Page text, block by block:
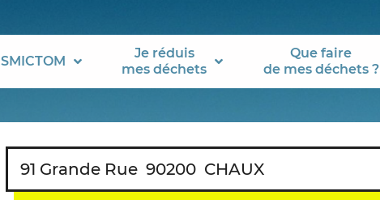
SMICTOM
Je réduis
mes déchets
Que faire
de mes déchets ?
91 Grande Rue 90200 CHAUX